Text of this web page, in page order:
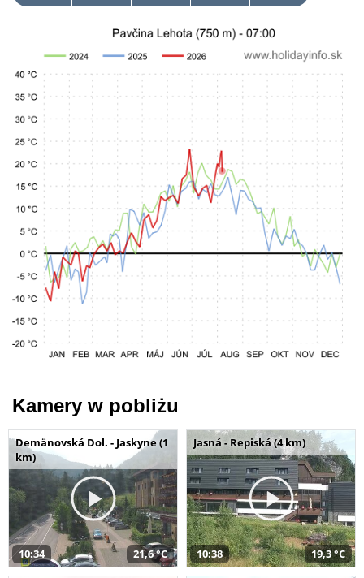
Kamery w pobliżu
Demänovská Dol. - Jaskyne (1
km)
10:34 21,6 °C
Jasná - Repiská (4 km)
10:38 19,3 °C